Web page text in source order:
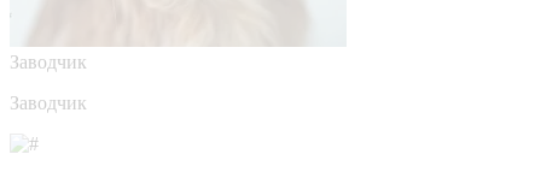
Заводчик
Заводчик